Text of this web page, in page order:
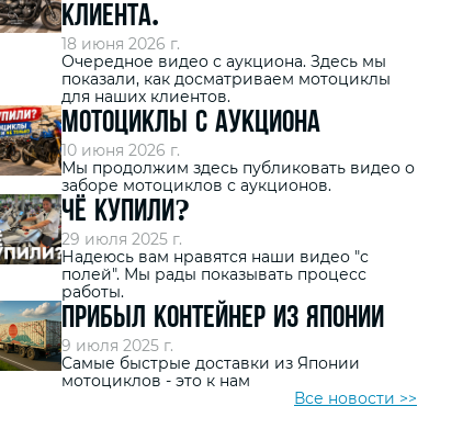
Аукцион это не для
Что такое
клиента.
18 июня 2026 г.
Очередное видео с аукциона. Здесь мы
показали, как досматриваем мотоциклы
для наших клиентов.
Мотоциклы с аукциона
10 июня 2026 г.
Мы продолжим здесь публиковать видео о
заборе мотоциклов с аукционов.
Чё купили?
29 июля 2025 г.
Надеюсь вам нравятся наши видео "с
полей". Мы рады показывать процесс
работы.
Прибыл контейнер из Японии
9 июля 2025 г.
Самые быстрые доставки из Японии
мотоциклов - это к нам
Все новости >>